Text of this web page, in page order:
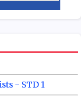
- STD 1